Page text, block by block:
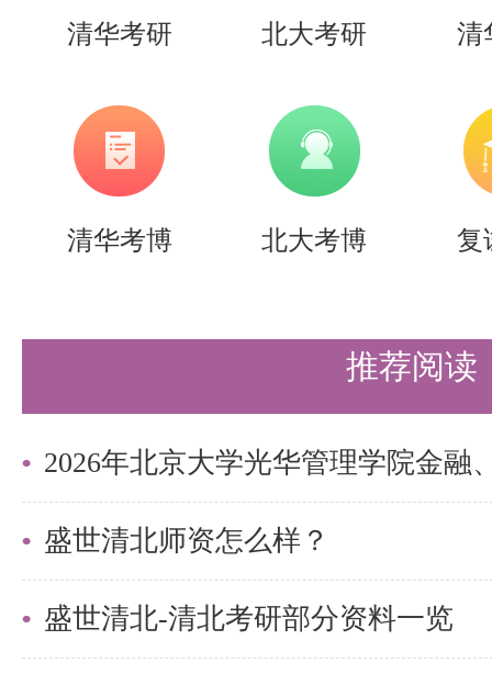
清华考研 北大考研 清
清华考博 北大考博 复
推荐阅读
盛世清北师资怎么样？
盛世清北-清北考研部分资料一览